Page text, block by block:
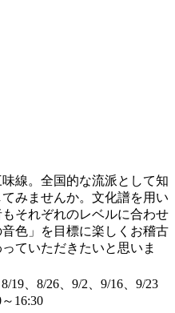
線。全国的な流派として知
みませんか。文化譜を用い
それぞれのレベルに合わせ
色」を目標に楽しくお稽古
ていただきたいと思いま
19、8/26、9/2、9/16、9/23
16:30